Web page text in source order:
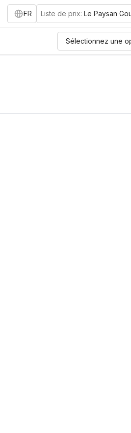
FR Liste de prix: Le Paysan
Sélectionnez une